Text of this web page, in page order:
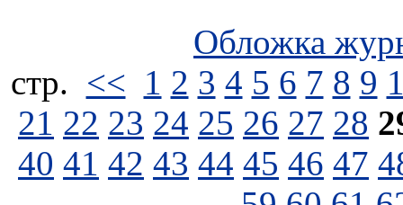
Обложка
стp. << 1 2 3 4 5 6 7 8 9
21 22 23 24 25 26 27 28
40 41 42 43 44 45 46 47